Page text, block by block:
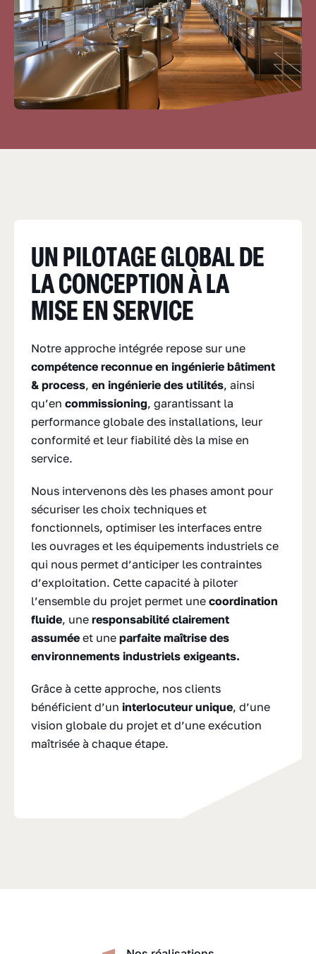
UN PILOTAGE GLOBAL DE
LA CONCEPTION À LA
MISE EN SERVICE
Notre approche intégrée repose sur une
compétence reconnue en ingénierie bâtiment
& process, en ingénierie des utilités, ainsi
qu’en commissioning, garantissant la
performance globale des installations, leur
conformité et leur fiabilité dès la mise en
service.
Nous intervenons dès les phases amont pour
sécuriser les choix techniques et
fonctionnels, optimiser les interfaces entre
les ouvrages et les équipements industriels ce
qui nous permet d’anticiper les contraintes
d’exploitation. Cette capacité à piloter
l’ensemble du projet permet une coordination
fluide, une responsabilité clairement
assumée et une parfaite maîtrise des
environnements industriels exigeants.
Grâce à cette approche, nos clients
bénéficient d’un interlocuteur unique, d’une
vision globale du projet et d’une exécution
maîtrisée à chaque étape.